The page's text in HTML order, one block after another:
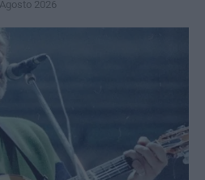
2026